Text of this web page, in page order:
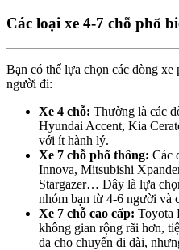
Các loại xe 4-7 chỗ phổ
Bạn có thể lựa chọn các dòng
người đi:
Xe 4 chỗ: Thường là các
Hyundai Accent, Kia
với ít hành lý.
Xe 7 chỗ phổ thông: Các
Innova, Mitsubishi
Stargazer… Đây là lựa
nhóm bạn từ 4-6 người và
Xe 7 chỗ cao cấp: Toyota
không gian rộng rãi hơn,
đa cho chuyến đi dài,